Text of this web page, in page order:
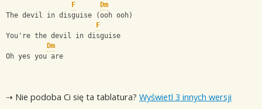
F
Dm
The devil in disguise (ooh ooh)
F
You're the devil in disguise
Dm
Oh yes you are
⇢ Nie podoba Ci się ta tablatura? Wyświetl 3 innych wersji